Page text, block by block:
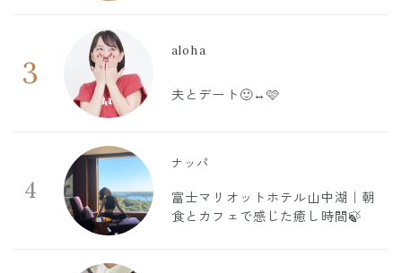
3
aloha
夫とデート🙂‍↔️🩷
4
ナッパ
富士マリオットホテル山中湖｜朝
食とカフェで感じた癒し時間🍃